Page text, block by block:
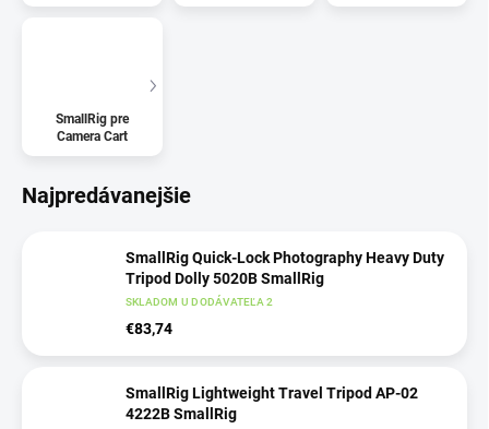
SmallRig pre
Camera Cart
Najpredávanejšie
SmallRig Quick-Lock Photography Heavy Duty
Tripod Dolly 5020B SmallRig
SKLADOM U DODÁVATEĽA 2
€83,74
SmallRig Lightweight Travel Tripod AP-02
4222B SmallRig